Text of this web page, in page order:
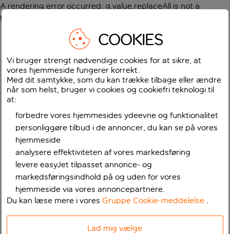
A rendering error occurred: g.value.replaceAll is not a
function
COOKIES
Vi bruger strengt nødvendige cookies for at sikre, at
vores hjemmeside fungerer korrekt.
Med dit samtykke, som du kan trække tilbage eller ændre
når som helst, bruger vi cookies og cookiefri teknologi til
at:
forbedre vores hjemmesides ydeevne og funktionalitet
personliggøre tilbud i de annoncer, du kan se på vores
hjemmeside
analysere effektiviteten af vores markedsføring
levere easyJet tilpasset annonce- og
markedsføringsindhold på og uden for vores
hjemmeside via vores annoncepartnere.
Du kan læse mere i voresGruppe Cookie-meddelelse .
Lad mig vælge